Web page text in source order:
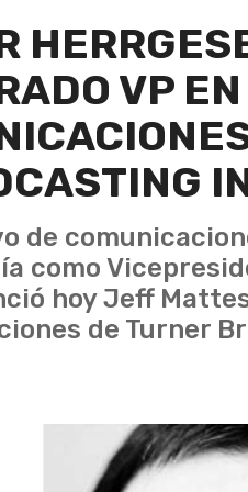
VP
de
como
hoy Jeff
de Turner